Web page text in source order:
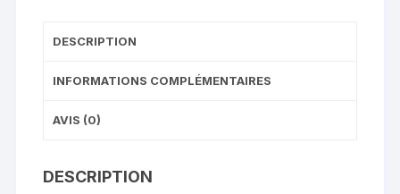
DESCRIPTION
INFORMATIONS COMPLÉMENTAIRES
AVIS (0)
DESCRIPTION